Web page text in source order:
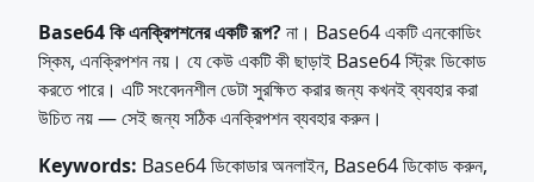
Base64 কি এনক্রিপশনের একটি রূপ?না। Base64 একটি এনকোডিং
স্কিম, এনক্রিপশন নয়। যে কেউ একটি কী ছাড়াই Base64 স্ট্রিং ডিকোড
করতে পারে। এটি সংবেদনশীল ডেটা সুরক্ষিত করার জন্য কখনই ব্যবহার করা
উচিত নয় — সেই জন্য সঠিক এনক্রিপশন ব্যবহার করুন।
Keywords: Base64 ডিকোডার অনলাইন, Base64 ডিকোড করুন,